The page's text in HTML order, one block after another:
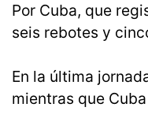
Por Cuba, que
seis rebotes y
En la última
mientras que